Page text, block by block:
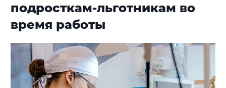
подросткам-льготникам во
время работы